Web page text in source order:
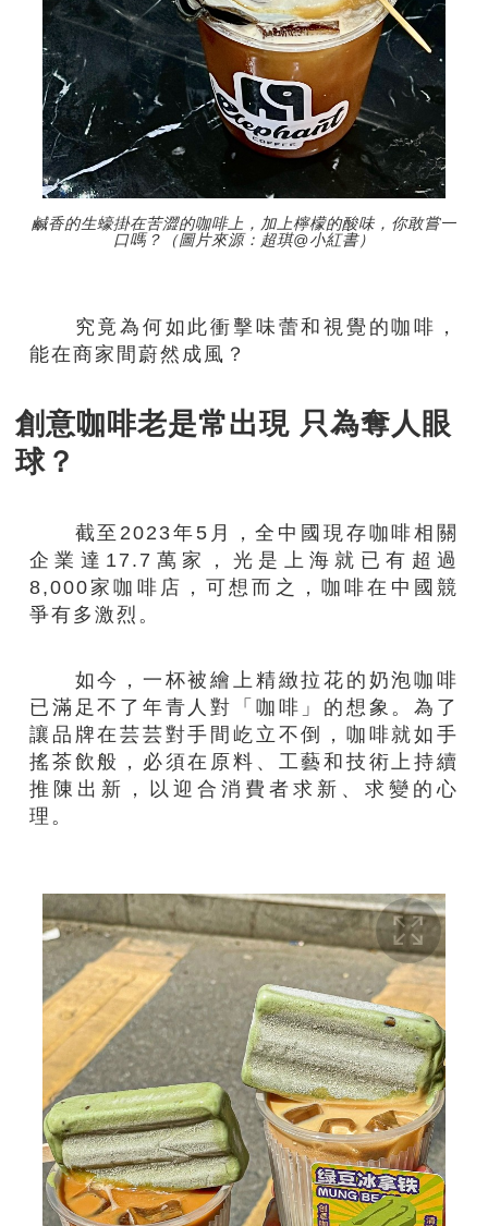
鹹香的生蠔掛在苦澀的咖啡上，加上檸檬的酸味，你敢嘗一
口嗎？（圖片來源：超琪@小紅書）
究竟為何如此衝擊味蕾和視覺的咖啡，
能在商家間蔚然成風？
創意咖啡老是常出現 只為奪人眼
球？
截至2023年5月，全中國現存咖啡相關
企業達17.7萬家，光是上海就已有超過
8,000家咖啡店，可想而之，咖啡在中國競
爭有多激烈。
如今，一杯被繪上精緻拉花的奶泡咖啡
已滿足不了年青人對「咖啡」的想象。為了
讓品牌在芸芸對手間屹立不倒，咖啡就如手
搖茶飲般，必須在原料、工藝和技術上持續
推陳出新，以迎合消費者求新、求變的心
理。